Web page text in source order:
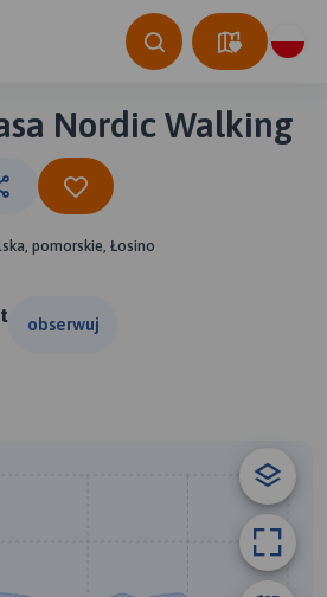
Nordic Walking
pomorskie, Łosino
obserwuj